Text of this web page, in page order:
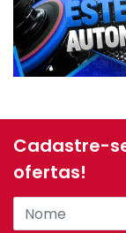
Cadastre-
ofertas!